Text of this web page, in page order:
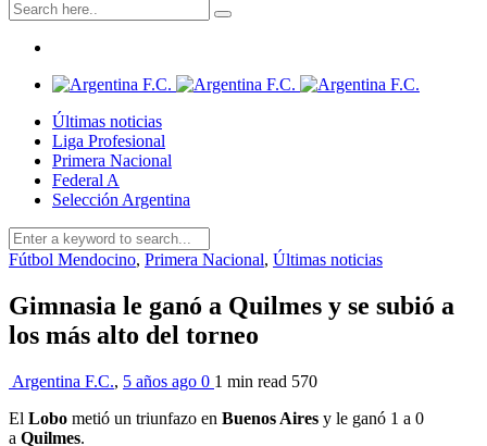
Últimas noticias
Liga Profesional
Primera Nacional
Federal A
Selección Argentina
Fútbol Mendocino, Primera Nacional, Últimas noticias
Gimnasia le ganó a Quilmes y se subió a
los más alto del torneo
Argentina F.C., 5 años ago 0 1 min read 570
El Lobo metió un triunfazo en Buenos Aires y le ganó 1 a 0
a Quilmes.